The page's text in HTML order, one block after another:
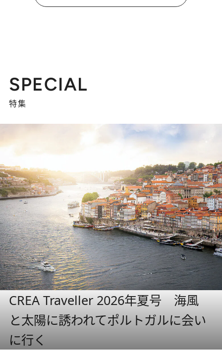
SPECIAL
特集
CREA Traveller 2026年夏号 海風
と太陽に誘われてポルトガルに会い
に行く